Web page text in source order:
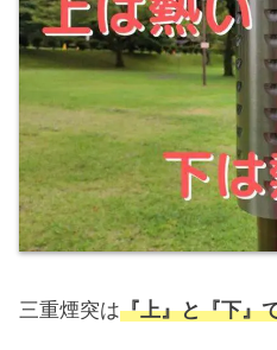
三重煙突は『上』と『下』